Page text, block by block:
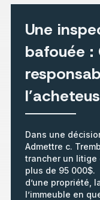
Une
bafouée :
Dans une
Admettre c.
trancher un litige
plus de 95
d’une propriété,
l’immeuble en